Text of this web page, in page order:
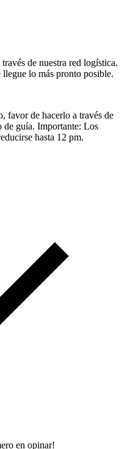
de nuestra red logística.
lo más pronto posible.
favor de hacerlo a través de
de guía. Importante: Los
hasta 12 pm.
en opinar!